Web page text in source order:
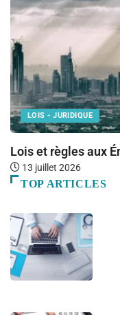
LOIS - JURIDIQUE
Lois et règles aux
13 juillet 2026
TOP ARTICLES